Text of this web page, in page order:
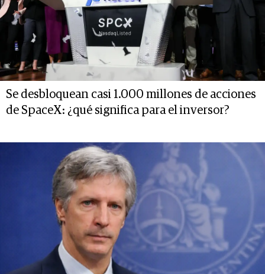
Se desbloquean casi 1.000 millones de acciones
de SpaceX: ¿qué significa para el inversor?